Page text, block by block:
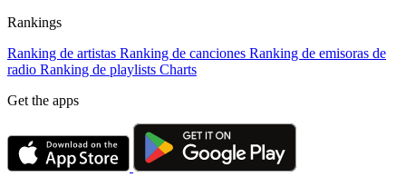
Rankings
Ranking de artistas Ranking de canciones Ranking de emisoras de
radio Ranking de playlists Charts
Get the apps